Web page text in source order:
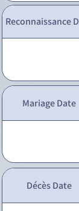
Reconnaissance
Mariage Date
Décès Date